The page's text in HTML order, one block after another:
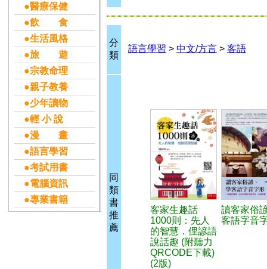
●醫療保健
●飲 食
●生活風格
●旅 遊
●宗教命理
●親子教養
●少年讀物
●輕 小 說
●漫 畫
●語言學習
●考試用書
●電腦資訊
●專業書籍
分
類
語言學習 > 中文/方言 > 客語
同
類
書
推
薦
客家生趣話
1000則：先人
的智慧．俚諺語
說話趣 (附聽力
QRCODE下載)
(2版)
讀客家俗
客語字音